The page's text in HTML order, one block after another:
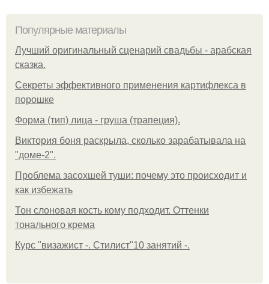
Популярные материалы
Лучший оригинальный сценарий свадьбы - арабская
сказка.
Секреты эффективного применения картифлекса в
порошке
Форма (тип) лица - груша (трапеция).
Виктория боня раскрыла, сколько зарабатывала на
"доме-2".
Проблема засохшей туши: почему это происходит и
как избежать
Тон слоновая кость кому подходит. Оттенки
тонального крема
Курс "визажист -. Стилист"10 занятий -.